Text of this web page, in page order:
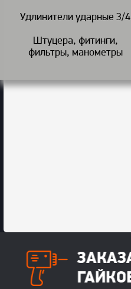
Удлинители ударные 3/4
Штуцера, фитинги,
фильтры, манометры